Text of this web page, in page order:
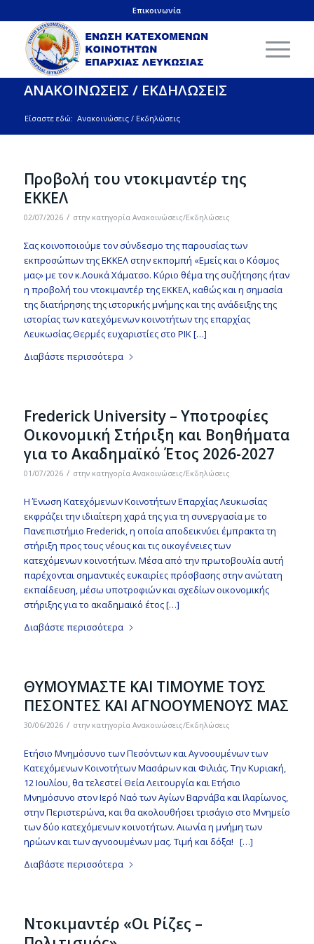
Επικοινωνία
ΑΝΑΚΟΙΝΩΣΕΙΣ / ΕΚΔΗΛΩΣΕΙΣ
Είσαστε εδώ: Ανακοινώσεις / Εκδηλώσεις
Προβολή του ντοκιμαντέρ της
ΕΚΚΕΛ
02/07/2026 / στην κατηγορία Ανακοινώσεις/Εκδηλώσεις
Σας κοινοποιούμε τον σύνδεσμο της παρουσίας των
εκπροσώπων της ΕΚΚΕΛ στην εκπομπή «Εμείς και ο Κόσμος
μας» με τον κ.Λουκά Χάματσο. Κύριο θέμα της συζήτησης ήταν
η προβολή του ντοκιμαντέρ της ΕΚΚΕΛ, καθώς και η σημασία
της διατήρησης της ιστορικής μνήμης και της ανάδειξης της
ιστορίας των κατεχόμενων κοινοτήτων της επαρχίας
Λευκωσίας.Θερμές ευχαριστίες στο ΡΙΚ […]
Διαβάστε περισσότερα
Frederick University – Υποτροφίες
Οικονομική Στήριξη και Βοηθήματα
για το Ακαδημαϊκό Έτος 2026-2027
01/07/2026 / στην κατηγορία Ανακοινώσεις/Εκδηλώσεις
Η Ένωση Κατεχόμενων Κοινοτήτων Επαρχίας Λευκωσίας
εκφράζει την ιδιαίτερη χαρά της για τη συνεργασία με το
Πανεπιστήμιο Frederick, η οποία αποδεικνύει έμπρακτα τη
στήριξη προς τους νέους και τις οικογένειες των
κατεχόμενων κοινοτήτων. Μέσα από την πρωτοβουλία αυτή
παρέχονται σημαντικές ευκαιρίες πρόσβασης στην ανώτατη
εκπαίδευση, μέσω υποτροφιών και σχεδίων οικονομικής
στήριξης για το ακαδημαϊκό έτος […]
Διαβάστε περισσότερα
ΘΥΜΟΥΜΑΣΤΕ ΚΑΙ ΤΙΜΟΥΜΕ ΤΟΥΣ
ΠΕΣΟΝΤΕΣ ΚΑΙ ΑΓΝΟΟΥΜΕΝΟΥΣ ΜΑΣ
30/06/2026 / στην κατηγορία Ανακοινώσεις/Εκδηλώσεις
Ετήσιο Μνημόσυνο των Πεσόντων και Αγνοουμένων των
Κατεχόμενων Κοινοτήτων Μασάρων και Φιλιάς. Την Κυριακή,
12 Ιουλίου, θα τελεστεί Θεία Λειτουργία και Ετήσιο
Μνημόσυνο στον Ιερό Ναό των Αγίων Βαρνάβα και Ιλαρίωνος,
στην Περιστερώνα, και θα ακολουθήσει τρισάγιο στο Μνημείο
των δύο κατεχόμενων κοινοτήτων. Αιωνία η μνήμη των
ηρώων και των αγνοουμένων μας. Τιμή και δόξα! […]
Διαβάστε περισσότερα
Ντοκιμαντέρ «Οι Ρίζες –